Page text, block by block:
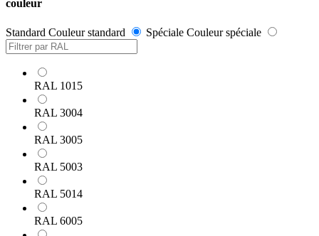
couleur
Standard Couleur standard Spéciale Couleur spéciale
RAL 1015
RAL 3004
RAL 3005
RAL 5003
RAL 5014
RAL 6005